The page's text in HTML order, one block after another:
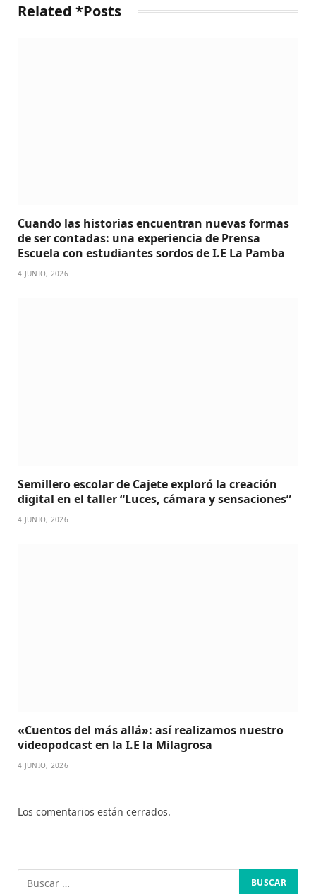
Related *Posts
Cuando las historias encuentran nuevas formas
de ser contadas: una experiencia de Prensa
Escuela con estudiantes sordos de I.E La Pamba
4 JUNIO, 2026
Semillero escolar de Cajete exploró la creación
digital en el taller “Luces, cámara y sensaciones”
4 JUNIO, 2026
«Cuentos del más allá»: así realizamos nuestro
videopodcast en la I.E la Milagrosa
4 JUNIO, 2026
Los comentarios están cerrados.